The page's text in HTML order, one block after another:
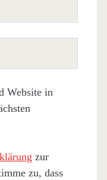
Website in
zur
zu, dass